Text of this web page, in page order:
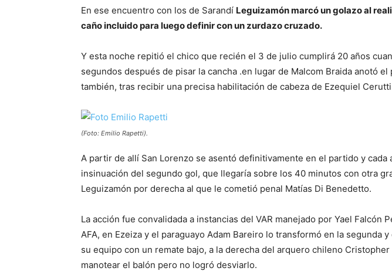
En ese encuentro con los de Sarandí Leguizamón marcó un golazo al
caño incluido para luego definir con un zurdazo cruzado.
Y esta noche repitió el chico que recién el 3 de julio cumplirá 20 años
segundos después de pisar la cancha .en lugar de Malcom Braida anotó
también, tras recibir una precisa habilitación de cabeza de Ezequiel
(Foto: Emilio Rapetti).
A partir de allí San Lorenzo se asentó definitivamente en el partido y cada
insinuación del segundo gol, que llegaría sobre los 40 minutos con otra
Leguizamón por derecha al que le cometió penal Matías Di Benedetto.
La acción fue convalidada a instancias del VAR manejado por Yael Falcón
AFA, en Ezeiza y el paraguayo Adam Bareiro lo transformó en la segunda
su equipo con un remate bajo, a la derecha del arquero chileno
manotear el balón pero no logró desviarlo.